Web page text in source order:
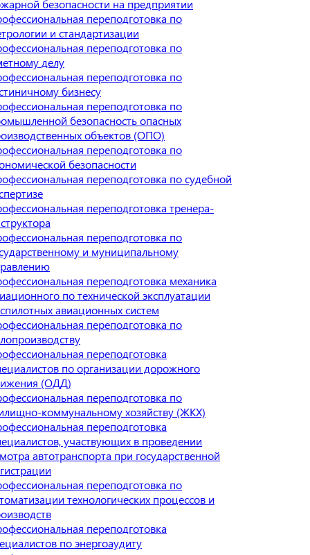
безопасности на предприятии
переподготовка по
и стандартизации
переподготовка по
делу
переподготовка по
бизнесу
переподготовка по
безопасность опасных
объектов (ОПО)
переподготовка по
безопасности
переподготовка по судебной
переподготовка тренера-
переподготовка по
и муниципальному
переподготовка механика
по технической эксплуатации
авиационных систем
переподготовка по
переподготовка
по организации дорожного
(ОДД)
переподготовка по
коммунальному хозяйству (ЖКХ)
переподготовка
участвующих в проведении
автотранспорта при государственной
переподготовка по
технологических процессов и
переподготовка
по энергоаудиту